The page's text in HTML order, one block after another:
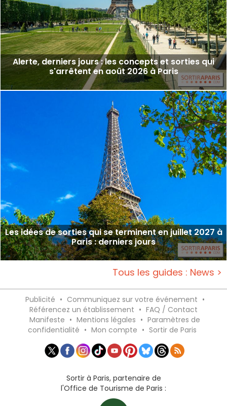
Alerte, derniers jours : les concepts et sorties qui
s'arrêtent en août 2026 à Paris
Les idées de sorties qui se terminent en juillet 2027 à
Paris : derniers jours
Tous les guides : News >
Publicité • Communiquez sur votre événement •
Référencez un établissement • FAQ / Contact
Manifeste • Mentions légales • Paramètres de
confidentialité • Mon compte • Sortir de Paris
Sortir à Paris, partenaire de
l'Office de Tourisme de Paris :